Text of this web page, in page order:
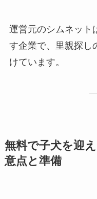
運営元のシムネット
す企業で、里親探し
けています。
無料で子犬を迎
意点と準備